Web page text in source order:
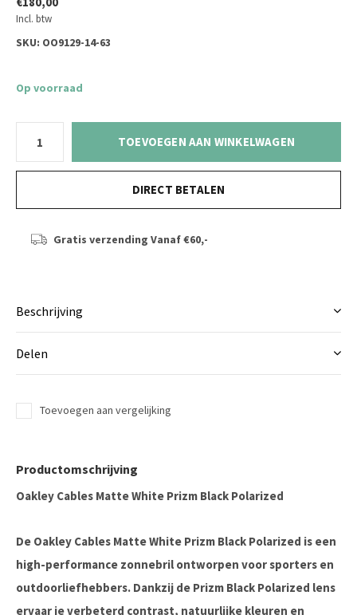
Incl. btw
SKU: OO9129-14-63
Op voorraad
TOEVOEGEN AAN WINKELWAGEN
DIRECT BETALEN
Gratis verzending Vanaf €60,-
Beschrijving
Delen
Toevoegen aan vergelijking
Productomschrijving
Oakley Cables Matte White Prizm Black Polarized
De Oakley Cables Matte White Prizm Black Polarized is een
high-performance zonnebril ontworpen voor sporters en
outdoorliefhebbers. Dankzij de Prizm Black Polarized lens
ervaar je verbeterd contrast, natuurlijke kleuren en